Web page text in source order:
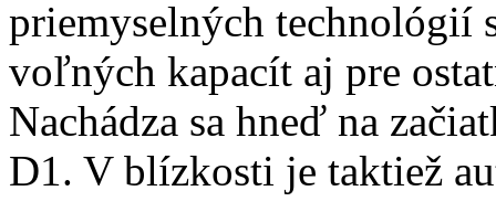
priemyselných technológií
voľných kapacít aj pre
Nachádza sa hneď na
D1. V blízkosti je taktiež